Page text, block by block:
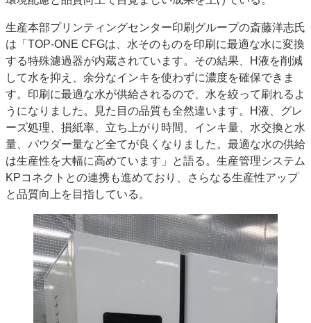
生産本部プリンティングセンター印刷グループの斎藤洋志氏
は「TOP-ONE CFGは、水そのものを印刷に最適な水に変換
する特殊濾過器が内蔵されています。その結果、H液を削減
して水を抑え、余分なインキを使わずに濃度を確保できま
す。印刷に最適な水が供給されるので、水を絞って刷れるよ
うになりました。見た目の品質も全然違います。H液、グレ
ーズ処理、損紙率、立ち上がり時間、インキ量、水交換と水
量、パウダー量など全てが良くなりました。最適な水の供給
は生産性を大幅に高めています」と語る。生産管理システム
KPコネクトとの連携も進めており、さらなる生産性アップ
と品質向上を目指している。